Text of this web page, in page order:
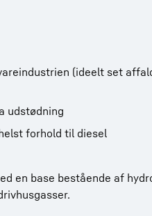
(ideelt set
udstødning
forhold til diesel
en base bestående af